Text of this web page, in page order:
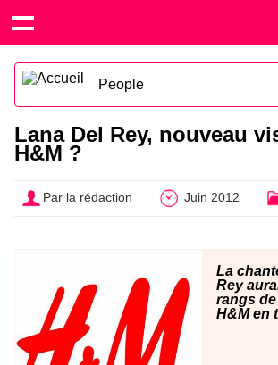
People
Lana Del Rey, nouveau
H&M ?
Par la rédaction Juin 2012
La
Rey
rangs
H&M en